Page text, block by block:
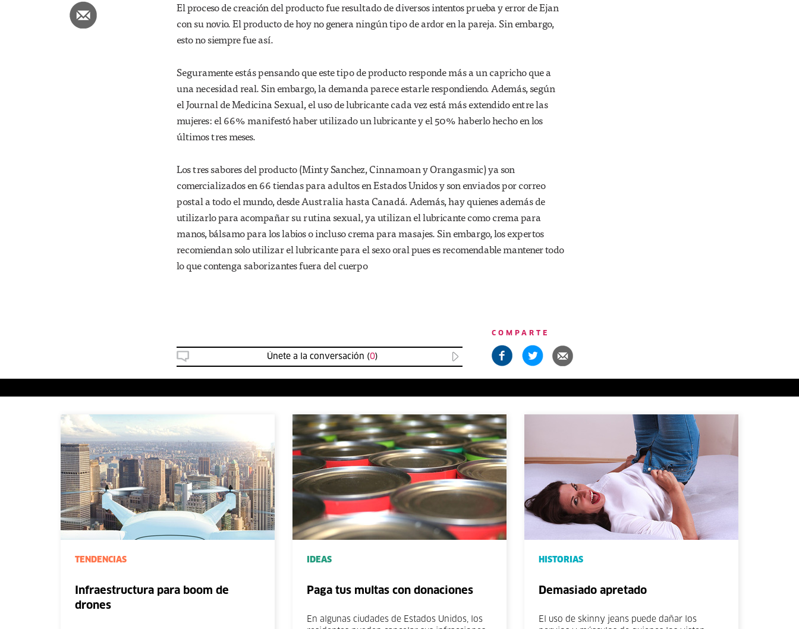
El proceso de creación del producto fue resultado de diversos intentos prueba y error de Ejan
con su novio. El producto de hoy no genera ningún tipo de ardor en la pareja. Sin embargo,
esto no siempre fue así.
Seguramente estás pensando que este tipo de producto responde más a un capricho que a
una necesidad real. Sin embargo, la demanda parece estarle respondiendo. Además, según
el Journal de Medicina Sexual, el uso de lubricante cada vez está más extendido entre las
mujeres: el 66% manifestó haber utilizado un lubricante y el 50% haberlo hecho en los
últimos tres meses.
Los tres sabores del producto (Minty Sanchez, Cinnamoan y Orangasmic) ya son
comercializados en 66 tiendas para adultos en Estados Unidos y son enviados por correo
postal a todo el mundo, desde Australia hasta Canadá. Además, hay quienes además de
utilizarlo para acompañar su rutina sexual, ya utilizan el lubricante como crema para
manos, bálsamo para los labios o incluso crema para masajes. Sin embargo, los expertos
recomiendan solo utilizar el lubricante para el sexo oral pues es recomendable mantener todo
lo que contenga saborizantes fuera del cuerpo
Únete a la conversación (0)
COMPARTE
TENDENCIAS
Infraestructura para boom de
drones
IDEAS
Paga tus multas con donaciones
En algunas ciudades de Estados Unidos, los
HISTORIAS
Demasiado apretado
El uso de skinny jeans puede dañar los